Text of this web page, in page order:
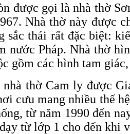
được gọi là nhà thờ
Nhà thờ này được
sắc thái rất đặc biệt:
nước Pháp. Nhà thờ
gồm các hình tam
nhà thờ Cam ly được
cưu mang nhiều thế
từ năm 1990 đến
từ lớp 1 cho đến khi